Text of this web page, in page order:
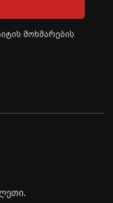
მოხმარების